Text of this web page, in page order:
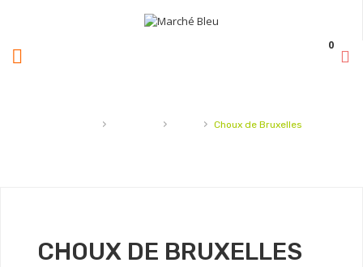
0
› › › Choux de Bruxelles
CHOUX DE BRUXELLES